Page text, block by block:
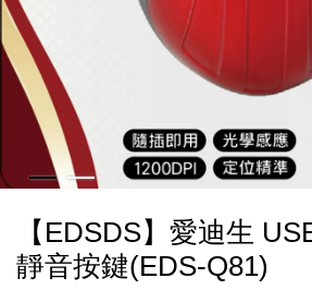
【EDSDS】愛迪生
靜音按鍵(EDS-Q81)